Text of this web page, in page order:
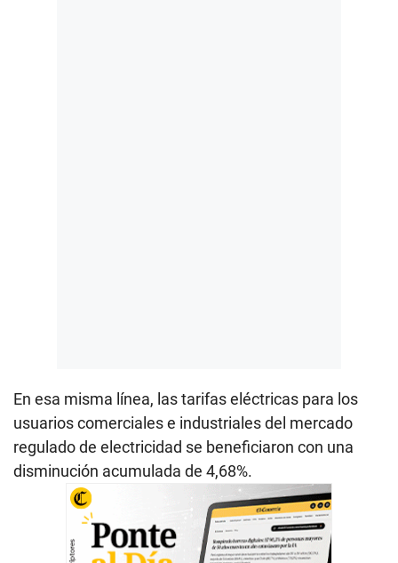
En esa misma línea, las tarifas eléctricas para los
usuarios comerciales e industriales del mercado
regulado de electricidad se beneficiaron con una
disminución acumulada de 4,68%.